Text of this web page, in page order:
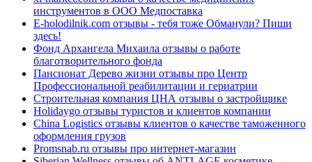
инструментов в ООО Медпоставка
E-holodilnik.com отзывы - тебя тоже Обманули? Пиши
здесь!
Фонд Архангела Михаила отзывы о работе
благотворительного фонда
Пансионат Дерево жизни отзывы про Центр
Профессиональной реабилитации и гериатрии
Строительная компания ЦНА отзывы о застройщике
Holidaygo отзывы туристов и клиентов компании
China Logistics отзывы клиентов о качестве таможенного
оформления грузов
Promsnab.ru отзывы про интернет-магазин